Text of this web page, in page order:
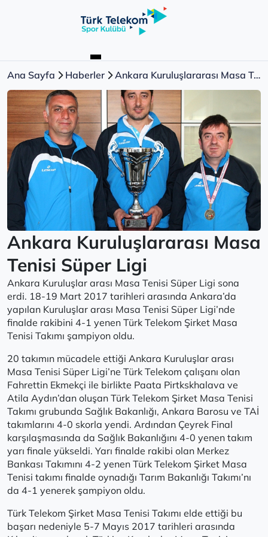
Ana Sayfa Haberler Ankara Kuruluşlararası Masa Tenisi Süper Ligi
Ankara Kuruluşlararası Masa
Tenisi Süper Ligi
Ankara Kuruluşlar arası Masa Tenisi Süper Ligi sona
erdi. 18-19 Mart 2017 tarihleri arasında Ankara’da
yapılan Kuruluşlar arası Masa Tenisi Süper Ligi’nde
finalde rakibini 4-1 yenen Türk Telekom Şirket Masa
Tenisi Takımı şampiyon oldu.
20 takımın mücadele ettiği Ankara Kuruluşlar arası
Masa Tenisi Süper Ligi’ne Türk Telekom çalışanı olan
Fahrettin Ekmekçi ile birlikte Paata Pirtkskhalava ve
Atila Aydın’dan oluşan Türk Telekom Şirket Masa Tenisi
Takımı grubunda Sağlık Bakanlığı, Ankara Barosu ve TAİ
takımlarını 4-0 skorla yendi. Ardından Çeyrek Final
karşılaşmasında da Sağlık Bakanlığını 4-0 yenen takım
yarı finale yükseldi. Yarı finalde rakibi olan Merkez
Bankası Takımını 4-2 yenen Türk Telekom Şirket Masa
Tenisi takımı finalde oynadığı Tarım Bakanlığı Takımı’nı
da 4-1 yenerek şampiyon oldu.
Türk Telekom Şirket Masa Tenisi Takımı elde ettiği bu
başarı nedeniyle 5-7 Mayıs 2017 tarihleri arasında